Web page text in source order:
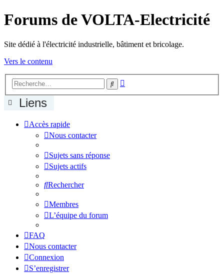
Forums de VOLTA-Electricité
Site dédié à l'électricité industrielle, bâtiment et bricolage.
Vers le contenu
Rechercher
Liens
Accès rapide
Nous contacter
Sujets sans réponse
Sujets actifs
Rechercher
Membres
L’équipe du forum
FAQ
Nous contacter
Connexion
S’enregistrer